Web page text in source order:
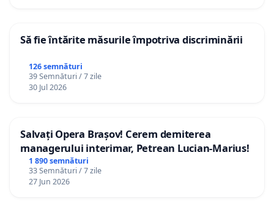
Să fie întărite măsurile împotriva discriminării
126 semnături
39 Semnături / 7 zile
30 Jul 2026
Salvați Opera Brașov! Cerem demiterea
managerului interimar, Petrean Lucian-Marius!
1 890 semnături
33 Semnături / 7 zile
27 Jun 2026